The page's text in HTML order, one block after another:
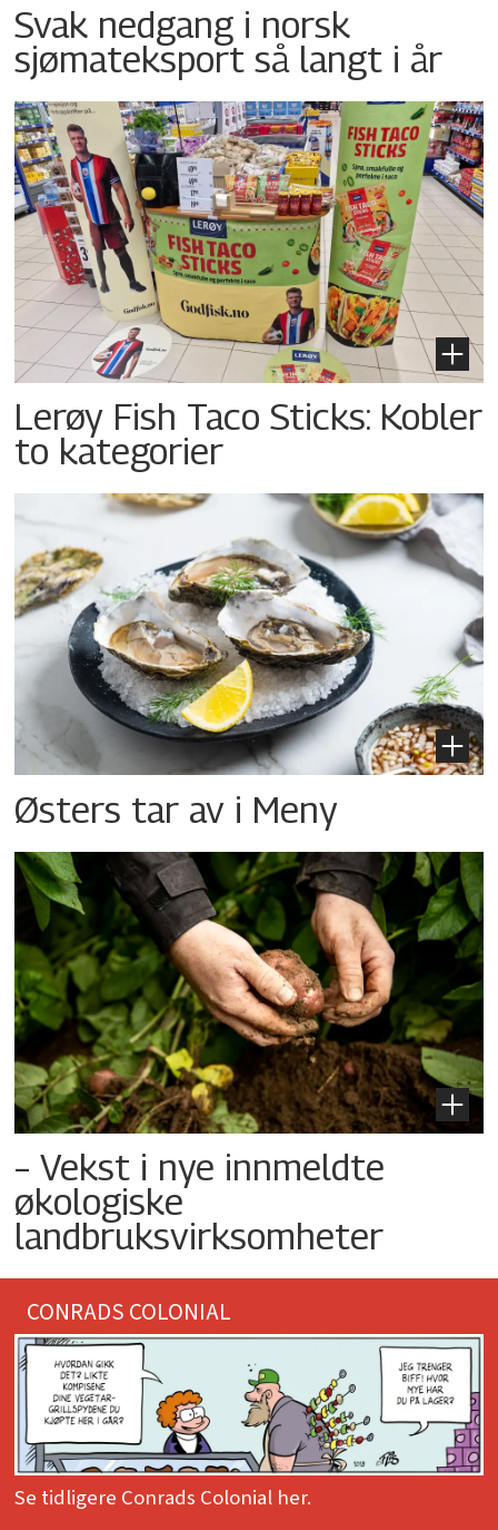
Svak nedgang i norsk
sjømateksport så langt i år
Lerøy Fish Taco Sticks: Kobler
to kategorier
Østers tar av i Meny
– Vekst i nye innmeldte
økologiske
landbruksvirksomheter
CONRADS COLONIAL
Se tidligere Conrads Colonial her.